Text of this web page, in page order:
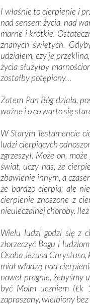
I właśnie to cierpienie i
nad sensem życia, nad
marne i krótkie.
znanych świętych.
udziałem, czy je
życia służyłby
zostałby potępiony…
Zatem Pan Bóg działa,
ważne i o co warto się
W Starym Testamencie
ludzi cierpiących
zgrzeszył. Może on,
świat, uczy nas, że
zbawienie innym, a
że bardzo cierpią, ale
cierpienie znoszone z
nieuleczalnej choroby.
Wielu ludzi godzi się z
złorzeczyć Bogu i
Osoba Jezusa
miał władzę nad
nawet pragnie, żebyśmy
być Moim uczniem (Łk
zapraszany, wielbiony